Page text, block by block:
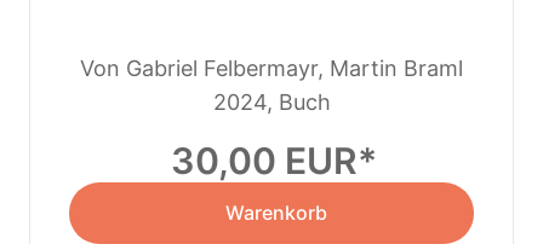
Von Gabriel Felbermayr, Martin Braml
2024, Buch
30,00 EUR
Warenkorb